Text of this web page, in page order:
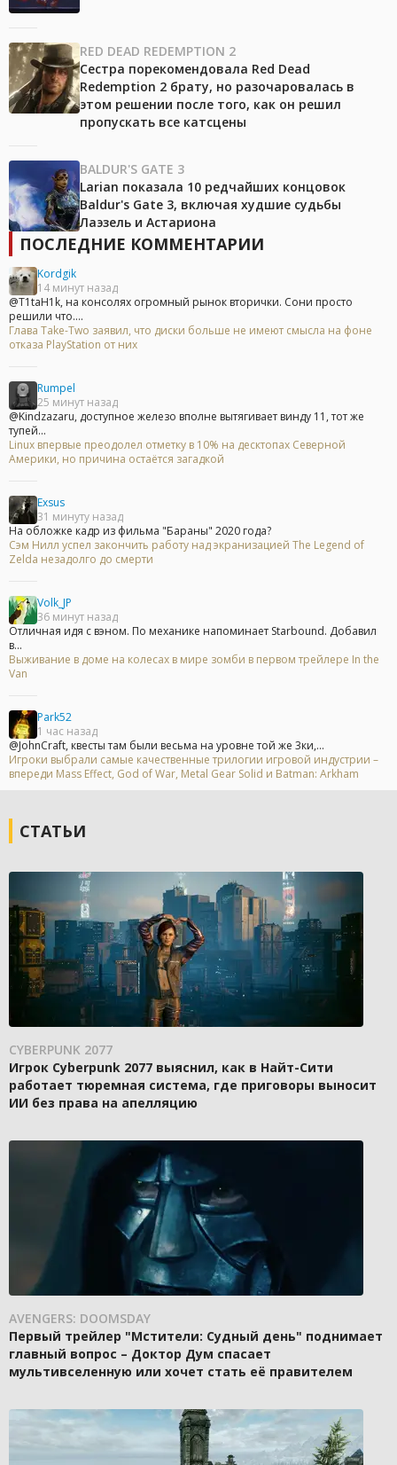
RED DEAD REDEMPTION 2
Сестра порекомендовала Red Dead
Redemption 2 брату, но разочаровалась в
этом решении после того, как он решил
пропускать все катсцены
BALDUR'S GATE 3
Larian показала 10 редчайших концовок
Baldur's Gate 3, включая худшие судьбы
Лаэзель и Астариона
ПОСЛЕДНИЕ КОММЕНТАРИИ
Kordgik
14 минут назад
@T1taH1k, на консолях огромный рынок вторички. Сони просто
решили что....
Глава Take-Two заявил, что диски больше не имеют смысла на фоне
отказа PlayStation от них
Rumpel
25 минут назад
@Kindzazaru, доступное железо вполне вытягивает винду 11, тот же
тупей...
Linux впервые преодолел отметку в 10% на десктопах Северной
Америки, но причина остаётся загадкой
Exsus
31 минуту назад
На обложке кадр из фильма "Бараны" 2020 года?
Сэм Нилл успел закончить работу над экранизацией The Legend of
Zelda незадолго до смерти
Volk_JP
36 минут назад
Отличная идя с вэном. По механике напоминает Starbound. Добавил
в...
Выживание в доме на колесах в мире зомби в первом трейлере In the
Van
Park52
1 час назад
@JohnCraft, квесты там были весьма на уровне той же 3ки,...
Игроки выбрали самые качественные трилогии игровой индустрии –
впереди Mass Effect, God of War, Metal Gear Solid и Batman: Arkham
СТАТЬИ
CYBERPUNK 2077
Игрок Cyberpunk 2077 выяснил, как в Найт-Сити
работает тюремная система, где приговоры выносит
ИИ без права на апелляцию
AVENGERS: DOOMSDAY
Первый трейлер "Мстители: Судный день" поднимает
главный вопрос – Доктор Дум спасает
мультивселенную или хочет стать её правителем